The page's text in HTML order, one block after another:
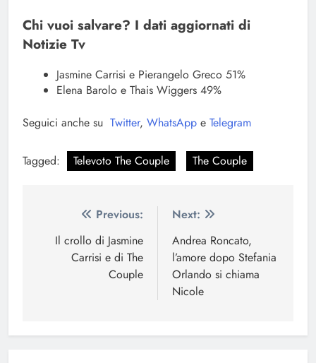
Chi vuoi salvare? I dati aggiornati di
Notizie Tv
Jasmine Carrisi e Pierangelo Greco 51%
Elena Barolo e Thais Wiggers 49%
Seguici anche su Twitter, WhatsApp e Telegram
Tagged: Televoto The Couple The Couple
Navigazione
articoli
Previous:
Il crollo di Jasmine
Carrisi e di The
Couple
Next:
Andrea Roncato,
l’amore dopo Stefania
Orlando si chiama
Nicole